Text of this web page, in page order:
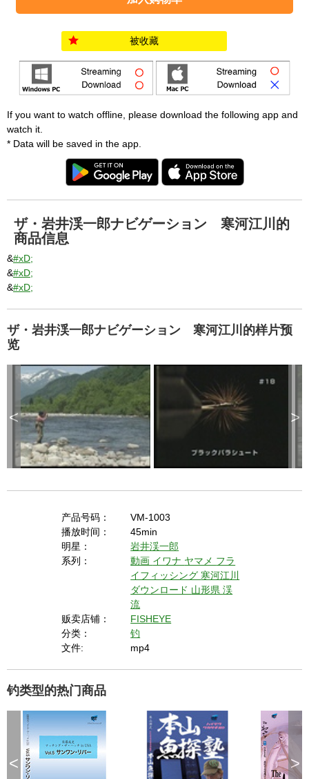
被收藏
If you want to watch offline, please download the following app and
watch it.
* Data will be saved in the app.
ザ・岩井渓一郎ナビゲーション 寒河江川的
商品信息
&#xD;
&#xD;
&#xD;
ザ・岩井渓一郎ナビゲーション 寒河江川的样片预
览
< >
产品号码：
VM-1003
播放时间：
45min
明星：
岩井渓一郎
系列：
動画 イワナ ヤマメ フラ
イフィッシング 寒河江川
ダウンロード 山形県渓
流
贩卖店铺：
FISHEYE
分类：
钓
文件:
mp4
钓类型的热门商品
< >